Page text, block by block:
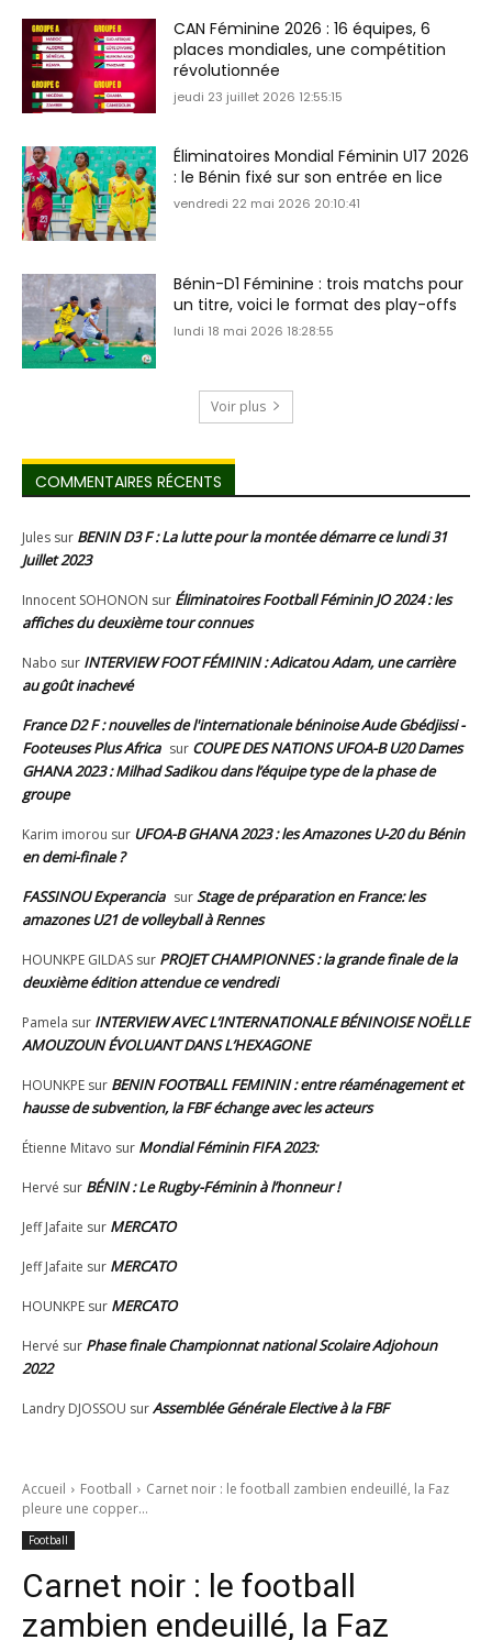
CAN Féminine 2026 : 16 équipes, 6
places mondiales, une compétition
révolutionnée
jeudi 23 juillet 2026 12:55:15
Éliminatoires Mondial Féminin U17 2026
: le Bénin fixé sur son entrée en lice
vendredi 22 mai 2026 20:10:41
Bénin-D1 Féminine : trois matchs pour
un titre, voici le format des play-offs
lundi 18 mai 2026 18:28:55
Voir plus
COMMENTAIRES RÉCENTS
Jules sur BENIN D3 F : La lutte pour la montée démarre ce lundi 31
Juillet 2023
Innocent SOHONON sur Éliminatoires Football Féminin JO 2024 : les
affiches du deuxième tour connues
Nabo sur INTERVIEW FOOT FÉMININ : Adicatou Adam, une carrière
au goût inachevé
France D2 F : nouvelles de l'internationale béninoise Aude Gbédjissi -
Footeuses Plus Africa sur COUPE DES NATIONS UFOA-B U20 Dames
GHANA 2023 : Milhad Sadikou dans l’équipe type de la phase de
groupe
Karim imorou sur UFOA-B GHANA 2023 : les Amazones U-20 du Bénin
en demi-finale ?
FASSINOU Experancia sur Stage de préparation en France: les
amazones U21 de volleyball à Rennes
HOUNKPE GILDAS sur PROJET CHAMPIONNES : la grande finale de la
deuxième édition attendue ce vendredi
Pamela sur INTERVIEW AVEC L’INTERNATIONALE BÉNINOISE NOËLLE
AMOUZOUN ÉVOLUANT DANS L’HEXAGONE
HOUNKPE sur BENIN FOOTBALL FEMININ : entre réaménagement et
hausse de subvention, la FBF échange avec les acteurs
Étienne Mitavo sur Mondial Féminin FIFA 2023:
Hervé sur BÉNIN : Le Rugby-Féminin à l’honneur !
Jeff Jafaite sur MERCATO
Jeff Jafaite sur MERCATO
HOUNKPE sur MERCATO
Hervé sur Phase finale Championnat national Scolaire Adjohoun
2022
Landry DJOSSOU surAssemblée Générale Elective à la FBF